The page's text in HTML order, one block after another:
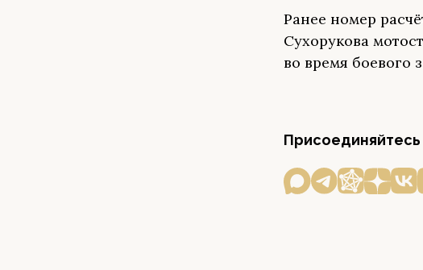
Ранее номер
Сухорукова
во время боевого